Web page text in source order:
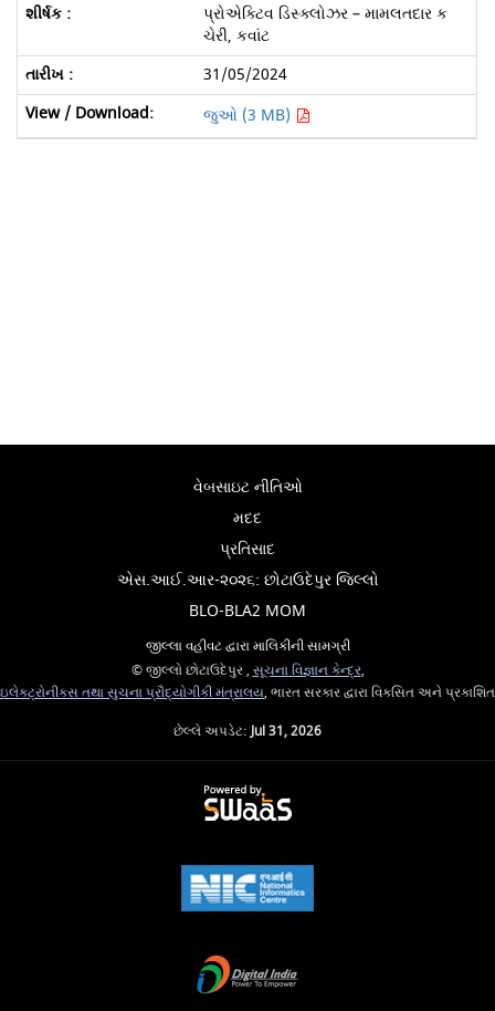
પ્રોએક્ટિવ ડિસ્ક્લોઝર – મામલતદાર ક
ચેરી, કવાંટ
31/05/2024
જુઓ (3 MB)
વેબસાઇટ નીતિઓ
મદદ
પ્રતિસાદ
એસ.આઈ.આર-૨૦૨૬: છોટાઉદેપુર જિલ્લો
BLO-BLA2 MOM
જીલ્લા વહીવટ દ્વારા માલિકીની સામગ્રી
© જીલ્લો છોટાઉદેપુર , સૂચના વિજ્ઞાન કેન્દ્ર,
ઇલેક્ટ્રોનીક્સ તથા સુચના પ્રૌદ્યોગીકી મંત્રાલય, ભારત સરકાર દ્વારા વિકસિત અને પ્રકાશિત
છેલ્લે અપડેટ:Jul 31, 2026